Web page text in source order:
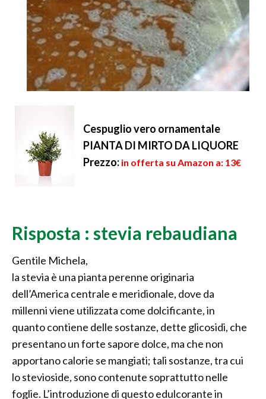
Cespuglio vero ornamentale
PIANTA DI MIRTO DA LIQUORE
Prezzo: in offerta su Amazon a: 13€
Risposta : stevia rebaudiana
Gentile Michela,
la stevia è una pianta perenne originaria
dell’America centrale e meridionale, dove da
millenni viene utilizzata come dolcificante, in
quanto contiene delle sostanze, dette glicosidi, che
presentano un forte sapore dolce, ma che non
apportano calorie se mangiati; tali sostanze, tra cui
lo stevioside, sono contenute soprattutto nelle
foglie. L’introduzione di questo edulcorante in